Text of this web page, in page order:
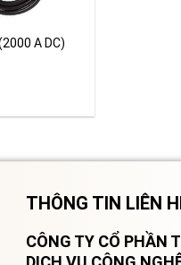
A DC)
THÔNG TIN LIÊN
CÔNG TY CỔ PHẦN